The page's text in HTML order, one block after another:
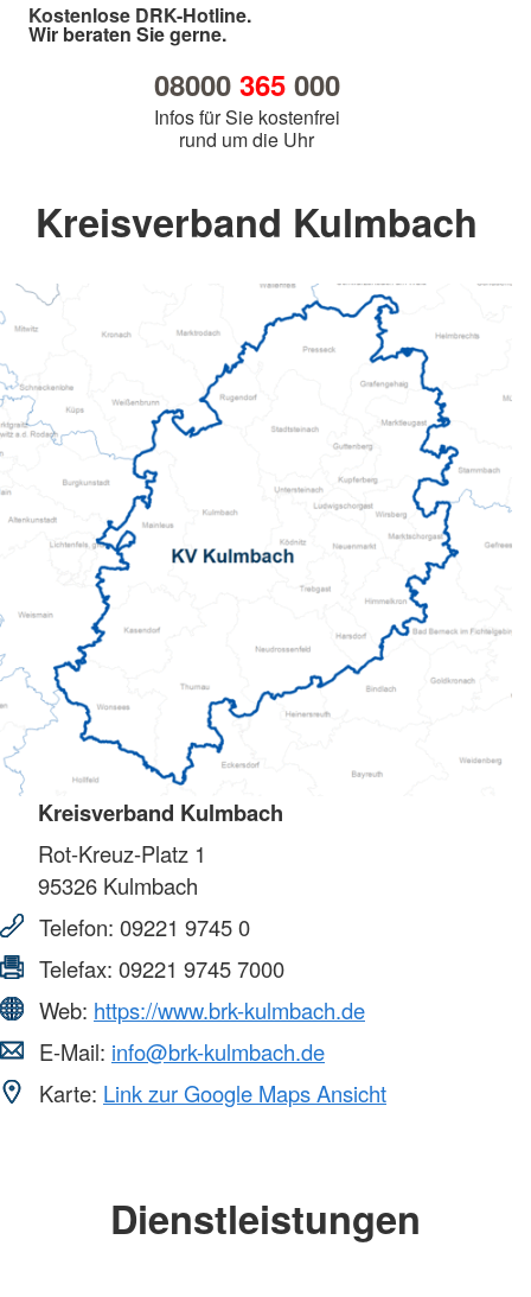
Kostenlose DRK-Hotline.
Wir beraten Sie gerne.
08000 365000
Infos für Sie kostenfrei
rund um die Uhr
Kreisverband Kulmbach
Kreisverband Kulmbach
Rot-Kreuz-Platz 1
95326 Kulmbach
Telefon: 09221 9745 0
Telefax: 09221 9745 7000
Web: https://www.brk-kulmbach.de
E-Mail: info@brk-kulmbach.de
Karte: Link zur Google Maps Ansicht
Dienstleistungen